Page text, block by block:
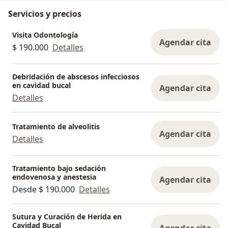
reciba el oxígeno que necesita.
Como consecuencia, el cerebro se ve obligado a
despertarse de forma parcial para volver a
respirar, interrumpiendo el sueño profundo,
aunque la persona no sea consciente de ello.
¿Cómo afecta la apnea del sueño a tu salud?
Cuando no respiramos bien durante la noche, el
cuerpo no se oxigena adecuadamente. Con el
tiempo, esto puede manifestarse en:
• Cansancio constante, incluso después de dormir
varias horas
• Dificultad para concentrarse o problemas de
memoria
• Cambios en el estado de ánimo, como
• Mayor riesgo de problemas cardiovasculares y
presión arterial alta
Servicios y precios
Visita Odontología
$ 190.000 Detalles Agendar cita
Debridación de abscesos infecciosos
en cavidad bucal
Detalles
Agendar cita
Tratamiento de alveolitis
Detalles Agendar cita
Tratamiento bajo sedación
endovenosa y anestesia
Desde $ 190.000 Detalles
Agendar cita
Sutura y Curación de Herida en
Cavidad Bucal